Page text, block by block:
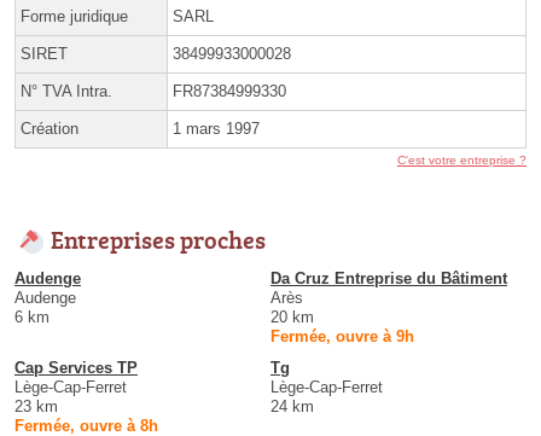
Forme juridique SARL
SIRET 38499933000028
N° TVA Intra. FR87384999330
Création 1 mars 1997
C'est votre entreprise ?
Entreprises proches
Audenge
Audenge
6 km
Da Cruz Entreprise du Bâtiment
Arès
20 km
Fermée, ouvre à 9h
Cap Services TP
Lège-Cap-Ferret
23 km
Fermée, ouvre à 8h
Tg
Lège-Cap-Ferret
24 km